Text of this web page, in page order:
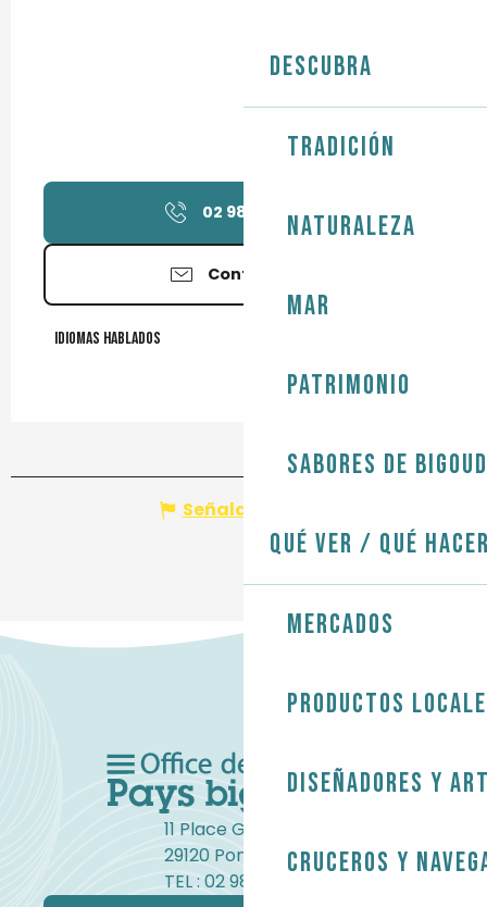
Descubra
Tradición
Naturaleza
Mar
Patrimonio
Sabores de
Qué ver / Qué
Mercados
Productos
Diseñadores y
Cruceros y
02 98 87 08 ▒▒
Contáctenos
Idiomas hablados
Idiomas hablados
Señalar un error
11 Place Gambetta
29120 Pont-l'Abbé
TEL : 02 98 82 37 99